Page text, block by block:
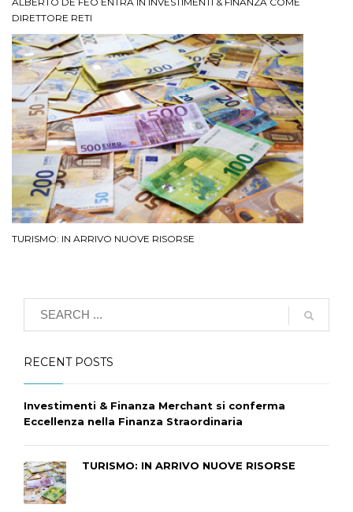
DIRETTORE RETI
TURISMO: IN ARRIVO NUOVE RISORSE
RECENT POSTS
Investimenti & Finanza Merchant si conferma
Eccellenza nella Finanza Straordinaria
TURISMO: IN ARRIVO NUOVE RISORSE